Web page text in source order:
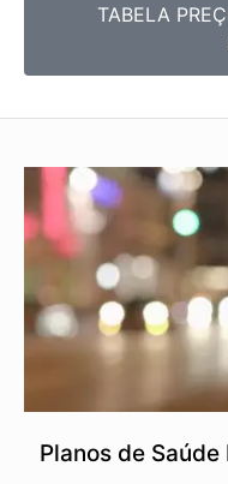
TABELA
Planos de